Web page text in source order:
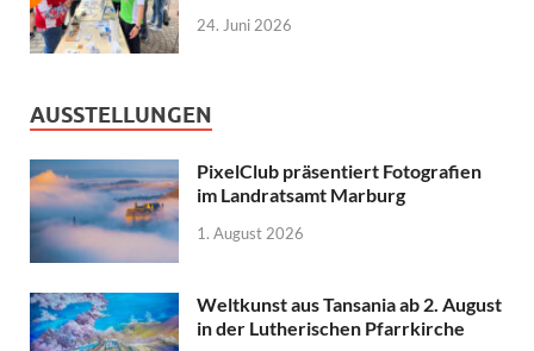
24. Juni 2026
AUSSTELLUNGEN
PixelClub präsentiert Fotografien
im Landratsamt Marburg
1. August 2026
Weltkunst aus Tansania ab 2. August
in der Lutherischen Pfarrkirche